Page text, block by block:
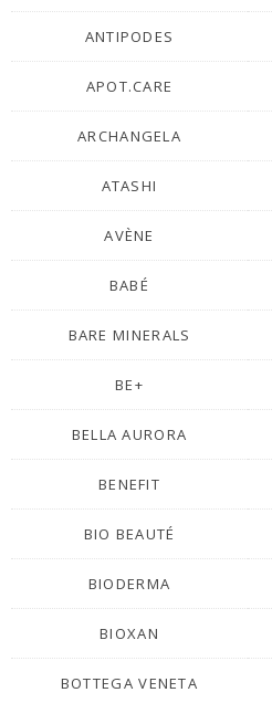
ANTIPODES
APOT.CARE
ARCHANGELA
ATASHI
AVÈNE
BABÉ
BARE MINERALS
BE+
BELLA AURORA
BENEFIT
BIO BEAUTÉ
BIODERMA
BIOXAN
BOTTEGA VENETA